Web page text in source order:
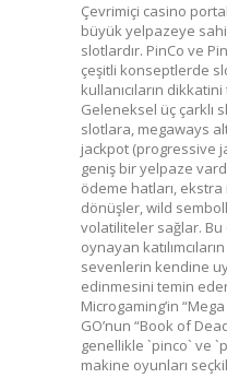
Çevrimiçi casino
büyük yelpazeye
slotlardır. PinCo ve
çeşitli konseptlerde
kullanıcıların
Geleneksel üç çarklı
slotlara, megaways
jackpot (progressive
geniş bir yelpaze
ödeme hatları,
dönüşler, wild
volatiliteler sağlar.
oynayan
sevenlerin kendine
edinmesini temin
Microgaming’in
GO’nun “Book of
genellikle `pinco` ve
makine oyunları